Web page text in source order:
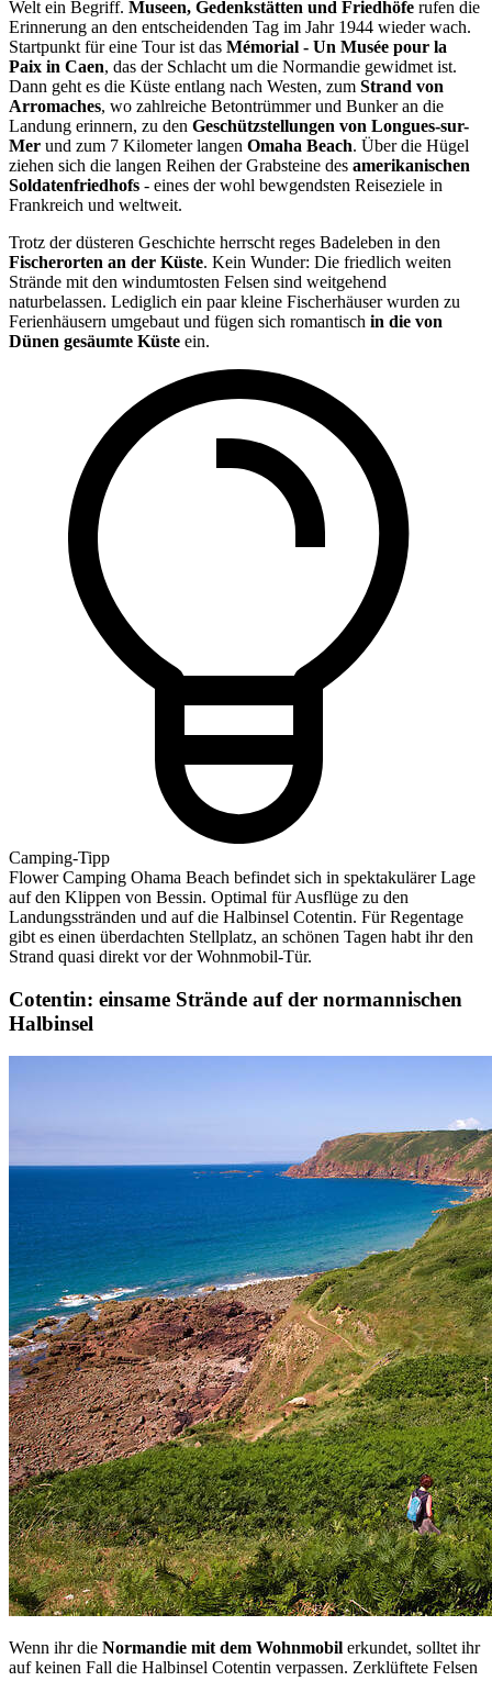
Welt ein Begriff. Museen, Gedenkstätten und Friedhöfe rufen die
Erinnerung an den entscheidenden Tag im Jahr 1944 wieder wach.
Startpunkt für eine Tour ist das Mémorial - Un Musée pour la
Paix in Caen, das der Schlacht um die Normandie gewidmet ist.
Dann geht es die Küste entlang nach Westen, zum Strand von
Arromaches, wo zahlreiche Betontrümmer und Bunker an die
Landung erinnern, zu den Geschützstellungen von Longues-sur-
Mer und zum 7 Kilometer langen Omaha Beach. Über die Hügel
ziehen sich die langen Reihen der Grabsteine des amerikanischen
Soldatenfriedhofs - eines der wohl bewgendsten Reiseziele in
Frankreich und weltweit.
Trotz der düsteren Geschichte herrscht reges Badeleben in den
Fischerorten an der Küste. Kein Wunder: Die friedlich weiten
Strände mit den windumtosten Felsen sind weitgehend
naturbelassen. Lediglich ein paar kleine Fischerhäuser wurden zu
Ferienhäusern umgebaut und fügen sich romantisch in die von
Dünen gesäumte Küste ein.
Camping-Tipp
Flower Camping Ohama Beach befindet sich in spektakulärer Lage
auf den Klippen von Bessin. Optimal für Ausflüge zu den
Landungsstränden und auf die Halbinsel Cotentin. Für Regentage
gibt es einen überdachten Stellplatz, an schönen Tagen habt ihr den
Strand quasi direkt vor der Wohnmobil-Tür.
Cotentin: einsame Strände auf der normannischen
Halbinsel
Wenn ihr die Normandie mit dem Wohnmobil erkundet, solltet ihr
auf keinen Fall die Halbinsel Cotentin verpassen. Zerklüftete Felsen